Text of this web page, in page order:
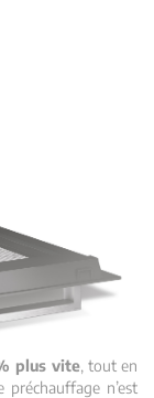
plus vite, tout en
préchauffage n’est